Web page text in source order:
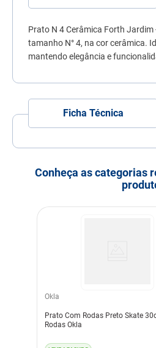
Prato N 4 Cerâmica Forth
tamanho N° 4, na cor cerâmica.
mantendo elegância e
Ficha Técnica
Conheça as categorias
Okla
Prato Com Rodas Preto Skate
Rodas Okla
5º
6º
7º